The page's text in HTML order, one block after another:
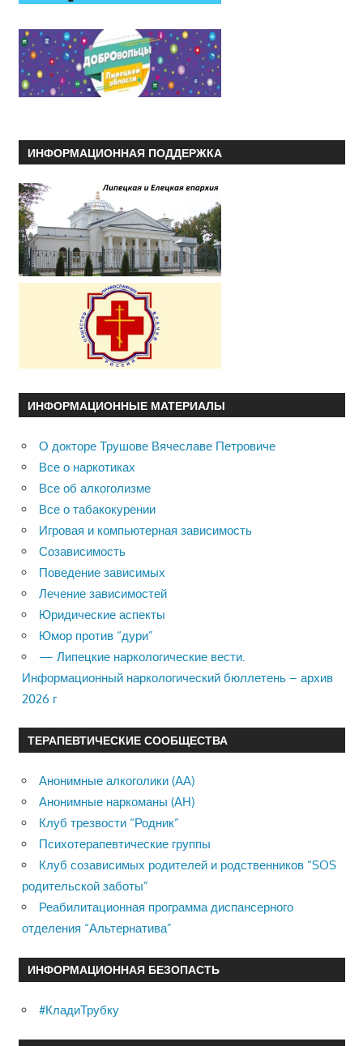
ИНФОРМАЦИОННАЯ ПОДДЕРЖКА
ИНФОРМАЦИОННЫЕ МАТЕРИАЛЫ
О докторе Трушове Вячеславе Петровиче
Все о наркотиках
Все об алкоголизме
Все о табакокурении
Игровая и компьютерная зависимость
Созависимость
Поведение зависимых
Лечение зависимостей
Юридические аспекты
Юмор против “дури”
— Липецкие наркологические вести.
Информационный наркологический бюллетень – архив
2026 г
ТЕРАПЕВТИЧЕСКИЕ СООБЩЕСТВА
Анонимные алкоголики (АА)
Анонимные наркоманы (АН)
Клуб трезвости “Родник”
Психотерапевтические группы
Клуб созависимых родителей и родственников “SOS
родительской заботы”
Реабилитационная программа диспансерного
отделения “Альтернатива”
ИНФОРМАЦИОННАЯ БЕЗОПАСТЬ
#КладиТрубку